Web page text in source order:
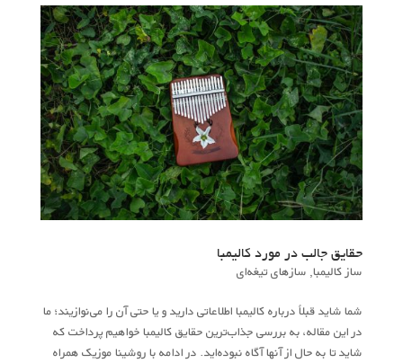
حقایق جالب در مورد کالیمبا
ساز کالیمبا, سازهای تیغه‌ای
شما شاید قبلاً درباره کالیمبا اطلاعاتی دارید و یا حتی آن را می‌نوازیند؛ ما
در این مقاله، به بررسی جذاب‌ترین حقایق کالیمبا خواهیم پرداخت که
شاید تا به حال از آنها آگاه نبوده‌اید. در ادامه با روشینا موزیک همراه